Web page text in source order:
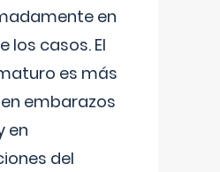
en
los casos. El
es más
embarazos
en
del